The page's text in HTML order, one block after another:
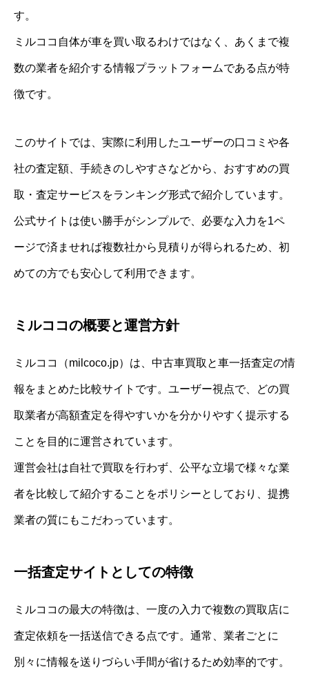
す。
ミルココ自体が車を買い取るわけではなく、あくまで複
数の業者を紹介する情報プラットフォームである点が特
徴です。
このサイトでは、実際に利用したユーザーの口コミや各
社の査定額、手続きのしやすさなどから、おすすめの買
取・査定サービスをランキング形式で紹介しています。
公式サイトは使い勝手がシンプルで、必要な入力を1ペ
ージで済ませれば複数社から見積りが得られるため、初
めての方でも安心して利用できます。
ミルココの概要と運営方針
ミルココ（milcoco.jp）は、中古車買取と車一括査定の情
報をまとめた比較サイトです。ユーザー視点で、どの買
取業者が高額査定を得やすいかを分かりやすく提示する
ことを目的に運営されています。
運営会社は自社で買取を行わず、公平な立場で様々な業
者を比較して紹介することをポリシーとしており、提携
業者の質にもこだわっています。
一括査定サイトとしての特徴
ミルココの最大の特徴は、一度の入力で複数の買取店に
査定依頼を一括送信できる点です。通常、業者ごとに
別々に情報を送りづらい手間が省けるため効率的です。